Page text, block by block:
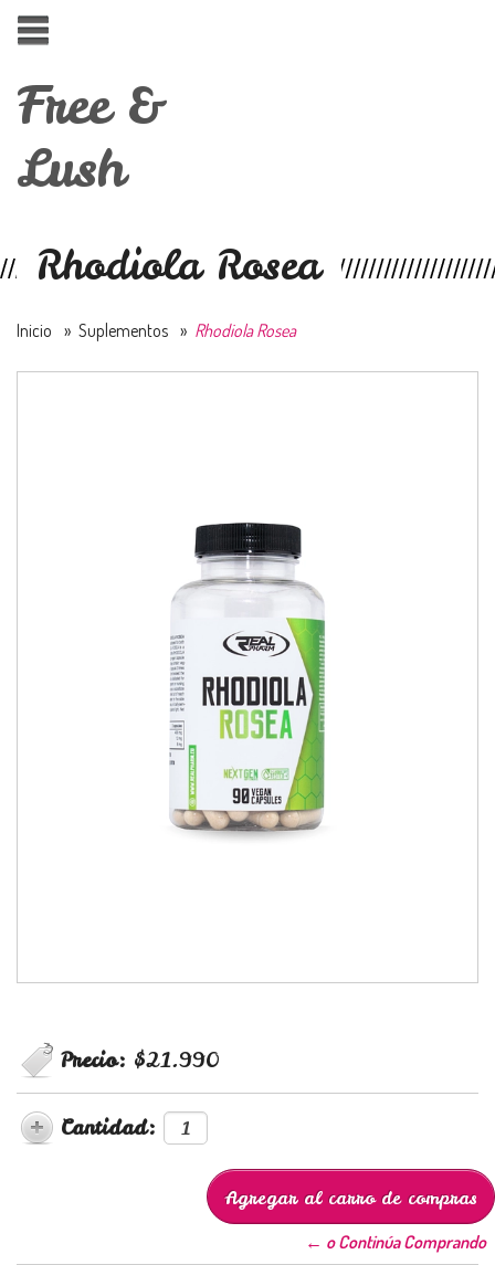
Free &
Lush
Rhodiola Rosea
Inicio » Suplementos » Rhodiola Rosea
Precio: $21.990
Cantidad:
← o Continúa Comprando